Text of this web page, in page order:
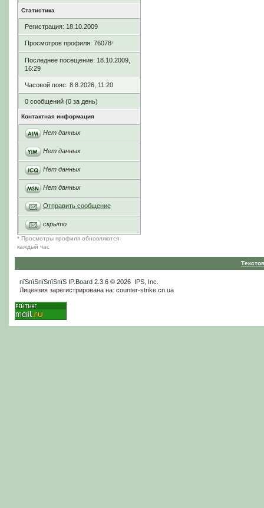
Статистика
Регистрация: 18.10.2009
Просмотров профиля: 76078*
Последнее посещение: 18.10.2009,
16:29
Часовой пояс: 8.8.2026, 11:20
0 сообщений (0 за день)
Контактная информация
Нет данных
Нет данных
Нет данных
Нет данных
Отправить сообщение
скрыто
* Просмотры профиля обновляются
каждый час
пїЅпїЅпїЅпїЅпїЅ IP.Board2.3.6 © 2026 IPS, Inc
Лицензия зарегистрирована на: counter-strike.cn.ua